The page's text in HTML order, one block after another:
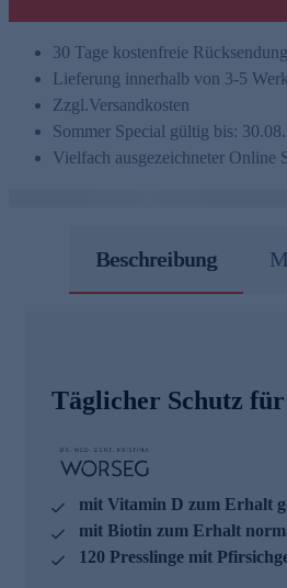
30 Tage kostenfreie Rücksendung
Lieferung innerhalb von 3-5
Zzgl.Versandkosten
Sommer Special gültig bis:
Vielfach ausgezeichneter Online
Beschreibung
Täglicher Schutz
mit Vitamin D zum Erhalt
mit Biotin zum Erhalt
120 Presslinge mit